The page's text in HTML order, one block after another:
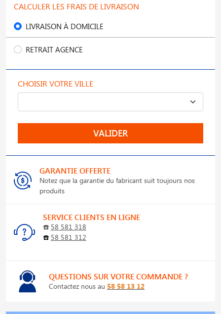
CALCULER LES FRAIS DE LIVRAISON
LIVRAISON À DOMICILE
RETRAIT AGENCE
CHOISIR VOTRE VILLE
VALIDER
GARANTIE OFFERTE
Notez que la garantie du fabricant suit toujours nos
produits
SERVICE CLIENTS EN LIGNE
☎️ 58 581 318
☎️ 58 581 312
QUESTIONS SUR VOTRE COMMANDE ?
Contactez nous au 58 58 13 12